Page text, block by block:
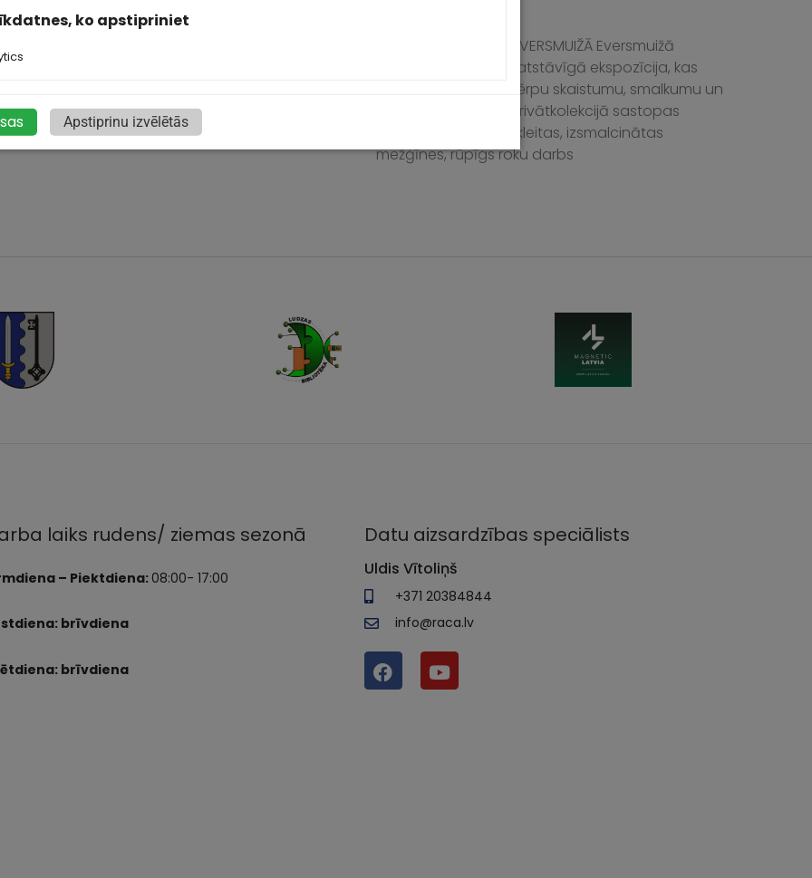
2026
aicina senākā Latvijas pilsēta – Ludza!
7. līdz 9. augustam pilsēta būs piepildīta
KĀZU TĒRPU STĀSTS EVERSMUIŽĀ Eversmuižā
apskatāma īpaša patstāvīgā ekspozīcija, kas
aicina iepazīt kāzu tērpu skaistumu, smalkumu un
šūšanas tradīcijas. Privātkolekcijā sastopas
dažādu laiku līgavu kleitas, izsmalcinātas
mežģīnes, rūpīgs roku darbs
laiks rudens/ ziemas sezonā
– Piektdiena:08:00- 17:00
brīvdiena
brīvdiena
Datu aizsardzības speciālists
Uldis Vītoliņš
+371 20384844
info@raca.lv
ko apstipriniet
Apstiprinu izvēlētās